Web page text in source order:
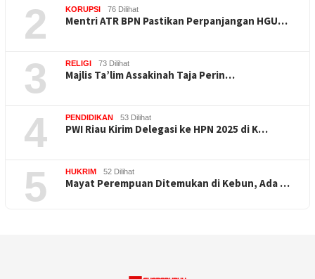
2 KORUPSI 76 Dilihat
Mentri ATR BPN Pastikan Perpanjangan HGU…
3 RELIGI 73 Dilihat
Majlis Ta’lim Assakinah Taja Perin…
4 PENDIDIKAN 53 Dilihat
PWI Riau Kirim Delegasi ke HPN 2025 di K…
5 HUKRIM 52 Dilihat
Mayat Perempuan Ditemukan di Kebun, Ada …